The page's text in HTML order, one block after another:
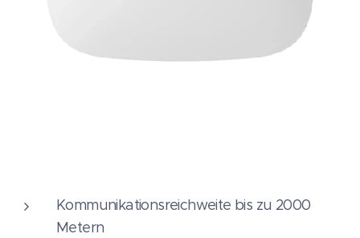
Kommunikationsreichweite bis zu 2000
Metern